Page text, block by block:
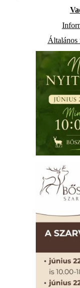
Általános